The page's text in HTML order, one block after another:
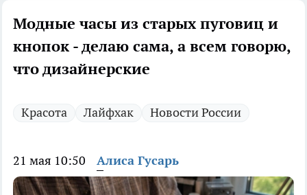
Модные часы из старых пуговиц и
кнопок - делаю сама, а всем говорю,
что дизайнерские
Красота Лайфхак Новости России
21 мая 10:50 Алиса Гусарь